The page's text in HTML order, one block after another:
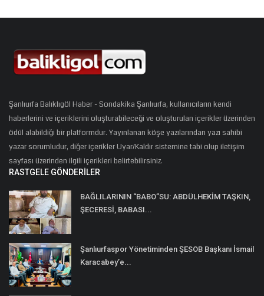
Şanlıurfa Balıklıgöl Haber - Sondakika Şanlıurfa, kullanıcıların kendi
haberlerini ve içeriklerini oluşturabileceği ve oluşturulan içerikler üzerinden
ödül alabildiği bir platformdur. Yayınlanan köşe yazılarından yazı sahibi
yazar sorumludur, diğer içerikler Uyar/Kaldır sistemine tabi olup iletişim
sayfası üzerinden ilgili içerikleri belirtebilirsiniz.
RASTGELE GÖNDERILER
BAĞLILARININ “BABO”SU: ABDÜLHEKİM TAŞKIN,
ŞECERESİ, BABASI...
Şanlıurfaspor Yönetiminden ŞESOB Başkanı İsmail
Karacabey’e...